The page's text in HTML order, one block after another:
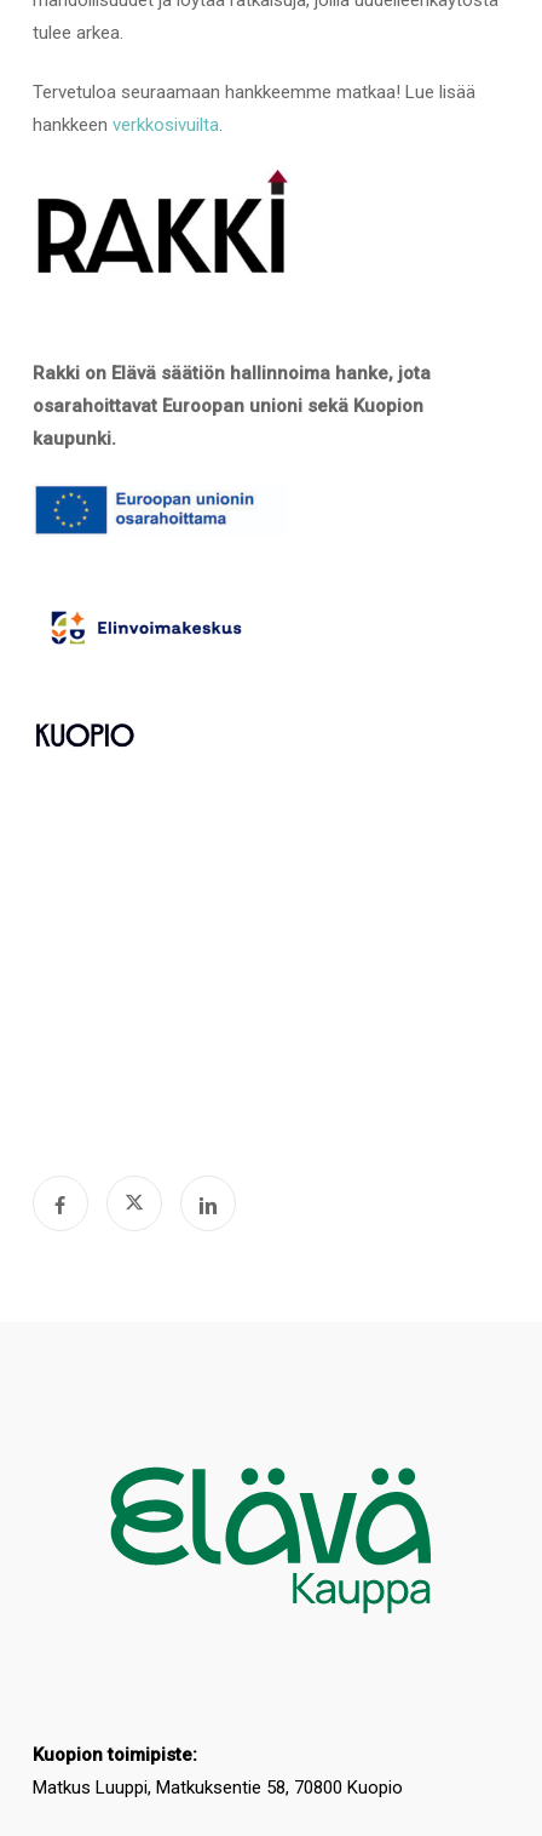
tulee arkea.
Tervetuloa seuraamaan hankkeemme matkaa! Lue lisää
hankkeen verkkosivuilta.
Rakki on Elävä säätiön hallinnoima hanke, jota
osarahoittavat Euroopan unioni sekä Kuopion
kaupunki.
Kuopion toimipiste:
Matkus Luuppi, Matkuksentie 58, 70800 Kuopio